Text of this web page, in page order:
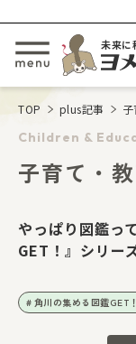
メニューを開
未来に
TOP plus記事
Children &
子育て・
やっぱり図鑑っ
GET！』シリー
角川の集める図鑑GET！